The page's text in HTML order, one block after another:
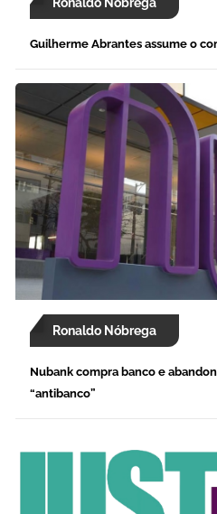
Guilherme Abrantes assume o
Ronaldo Nóbrega
Nubank compra banco e
“antibanco”